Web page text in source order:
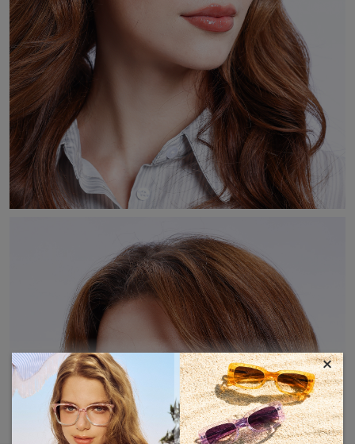
MOSTRAR MÁS
×